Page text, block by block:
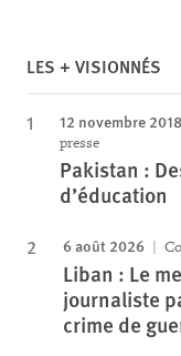
LES + VISIONNÉS
12 novembre 2018
presse
Pakistan :
d’éducation
6 août 2026
Liban : Le
journaliste
crime de